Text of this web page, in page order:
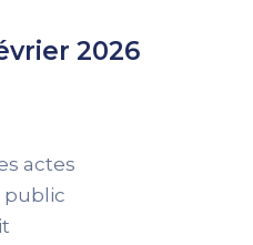
2026
actes
public